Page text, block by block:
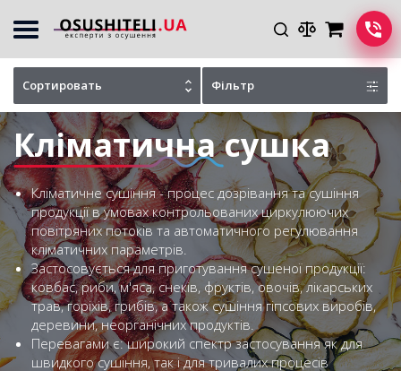
Кліматична сушка
Кліматичне сушіння - процес дозрівання та сушіння
продукції в умовах контрольованих циркулюючих
повітряних потоків та автоматичного регулювання
кліматичних параметрів.
Застосовується для приготування сушеної продукції:
ковбас, риби, м'яса, снеків, фруктів, овочів, лікарських
трав, горіхів, грибів, а також сушіння гіпсових виробів,
деревини, неорганічних продуктів.
Перевагами є: широкий спектр застосування як для
швидкого сушіння, так і для тривалих процесів
Сортировать Фільтр